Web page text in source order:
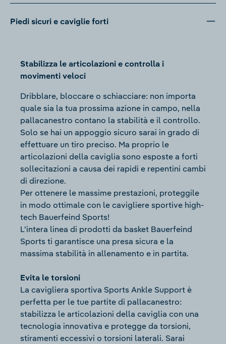
Piedi sicuri e caviglie forti
Stabilizza le articolazioni e controlla i
movimenti veloci
Dribblare, bloccare o schiacciare: non importa
quale sia la tua prossima azione in campo, nella
pallacanestro contano la stabilità e il controllo.
Solo se hai un appoggio sicuro sarai in grado di
effettuare un tiro preciso. Ma proprio le
articolazioni della caviglia sono esposte a forti
sollecitazioni a causa dei rapidi e repentini cambi
di direzione.
Per ottenere le massime prestazioni, proteggile
in modo ottimale con le cavigliere sportive high-
tech Bauerfeind Sports!
L'intera linea di prodotti da basket Bauerfeind
Sports ti garantisce una presa sicura e la
massima stabilità in allenamento e in partita.
Evita le torsioni
La cavigliera sportiva Sports Ankle Support è
perfetta per le tue partite di pallacanestro:
stabilizza le articolazioni della caviglia con una
tecnologia innovativa e protegge da torsioni,
stiramenti eccessivi o torsioni laterali. Sarai